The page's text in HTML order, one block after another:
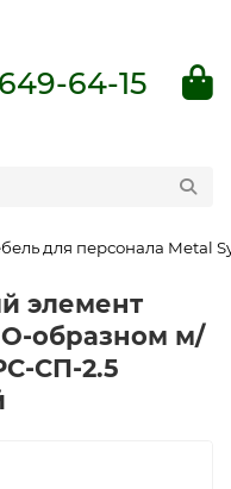
64-15
для персонала Metal
элемент
О-образном м/
СП-2.5